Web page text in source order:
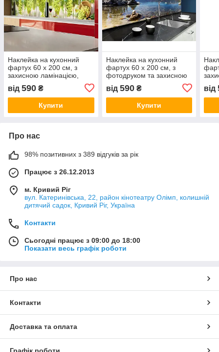
Наклейка на кухонний
фартух 60 х 200 см, з
захисною ламінацією,
виноградника
від 590 ₴
Купити
Наклейка на кухонний
фартух 60 х 200 см, з
фотодруком та захисною
берег (БП-s_mp187)
від 590₴
Купити
від
Про нас
98% позитивних з 389 відгуків за рік
Працює з 26.12.2013
м. Кривий Ріг
вул. Катеринівська, 22, район кінотеатру Олімп, колишній
дитячий садок, Кривий Ріг, Україна
Контакти
Сьогодні працює з 09:00 до 18:00
Показати весь графік роботи
Про нас
Контакти
Доставка та оплата